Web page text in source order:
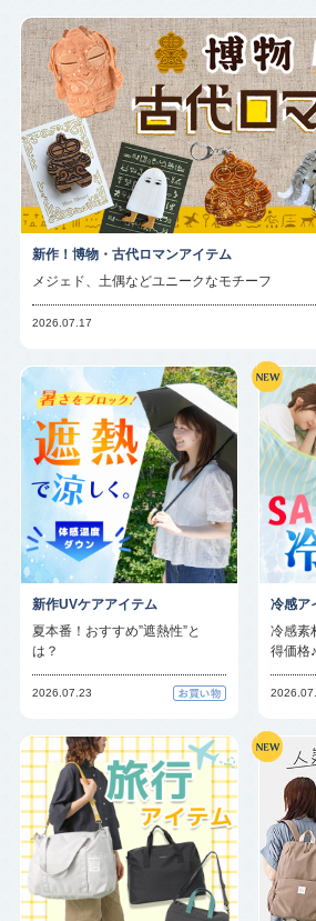
新作！博物・古代ロマンアイテム
メジェド、土偶などユニークなモチーフ
2026.07.17
新作UVケアアイテム
夏本番！おすすめ”遮熱性”と
は？
2026.07.23
冷感ア
冷感素
得価格♪